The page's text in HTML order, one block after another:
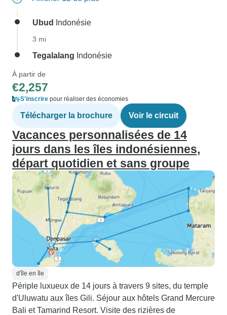
Ubud Indonésie
3 mi
Tegalalang Indonésie
À partir de
€2,257
S'inscrire pour réaliser des économies
Télécharger la brochure Voir le circuit
Vacances personnalisées de 14
jours dans les îles indonésiennes,
départ quotidien et sans groupe
d'île en île
Périple luxueux de 14 jours à travers 9 sites, du temple
d'Uluwatu aux îles Gili. Séjour aux hôtels Grand Mercure
Bali et Tamarind Resort. Visite des rizières de